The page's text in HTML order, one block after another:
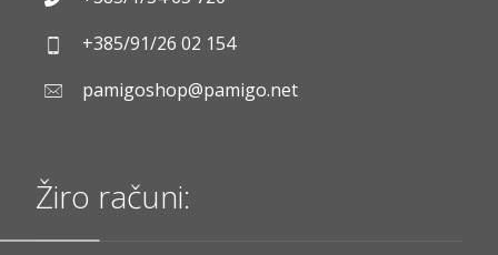
+385/91/26 02 154
pamigoshop@pamigo.net
Žiro računi: